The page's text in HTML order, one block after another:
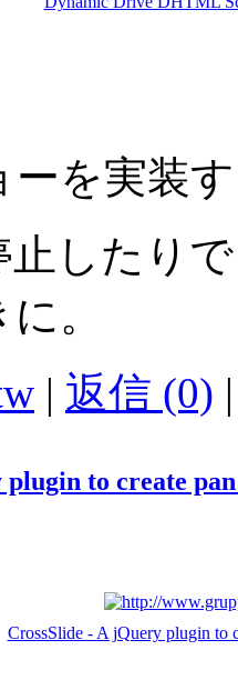
ーを実装
したり
。
| 返信 (0)
to create
CrossSlide - A jQuery plugin to